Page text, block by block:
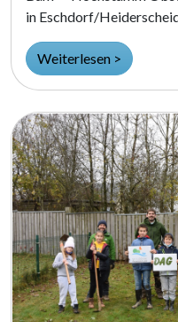
in Eschdorf/
Weiterlesen >